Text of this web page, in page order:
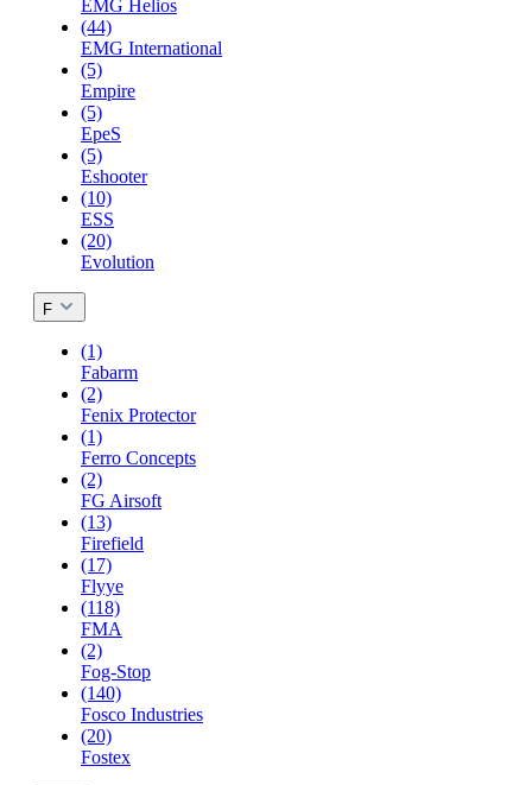
EMG Helios
(44)
EMG International
(5)
Empire
(5)
EpeS
(5)
Eshooter
(10)
ESS
(20)
Evolution
F
(1)
Fabarm
(2)
Fenix Protector
(1)
Ferro Concepts
(2)
FG Airsoft
(13)
Firefield
(17)
Flyye
(118)
FMA
(2)
Fog-Stop
(140)
Fosco Industries
(20)
Fostex